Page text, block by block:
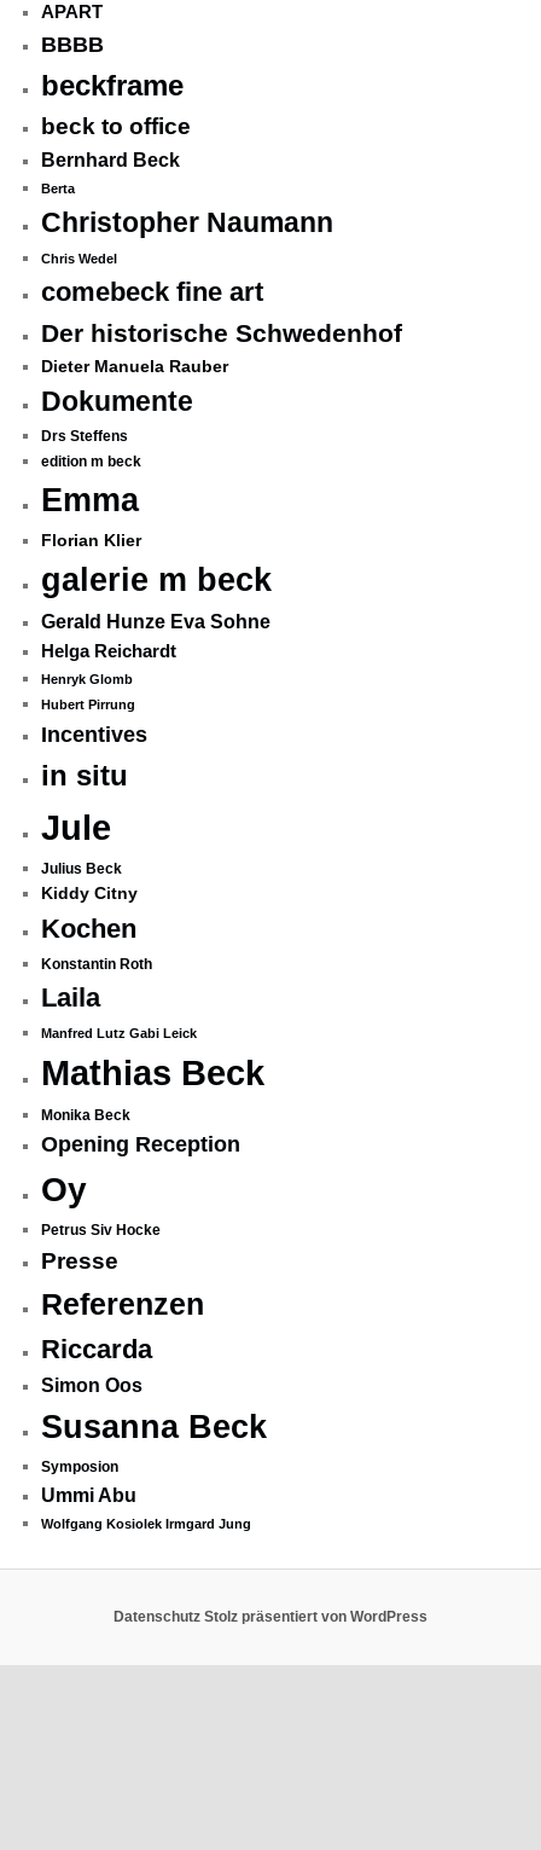
APART
BBBB
beckframe
beck to office
Bernhard Beck
Berta
Christopher Naumann
Chris Wedel
comebeck fine art
Der historische Schwedenhof
Dieter Manuela Rauber
Dokumente
Drs Steffens
edition m beck
Emma
Florian Klier
galerie m beck
Gerald Hunze Eva Sohne
Helga Reichardt
Henryk Glomb
Hubert Pirrung
Incentives
in situ
Jule
Julius Beck
Kiddy Citny
Kochen
Konstantin Roth
Laila
Manfred Lutz Gabi Leick
Mathias Beck
Monika Beck
Opening Reception
Oy
Petrus Siv Hocke
Presse
Referenzen
Riccarda
Simon Oos
Susanna Beck
Symposion
Ummi Abu
Wolfgang Kosiolek Irmgard Jung
Datenschutz Stolz präsentiert von WordPress